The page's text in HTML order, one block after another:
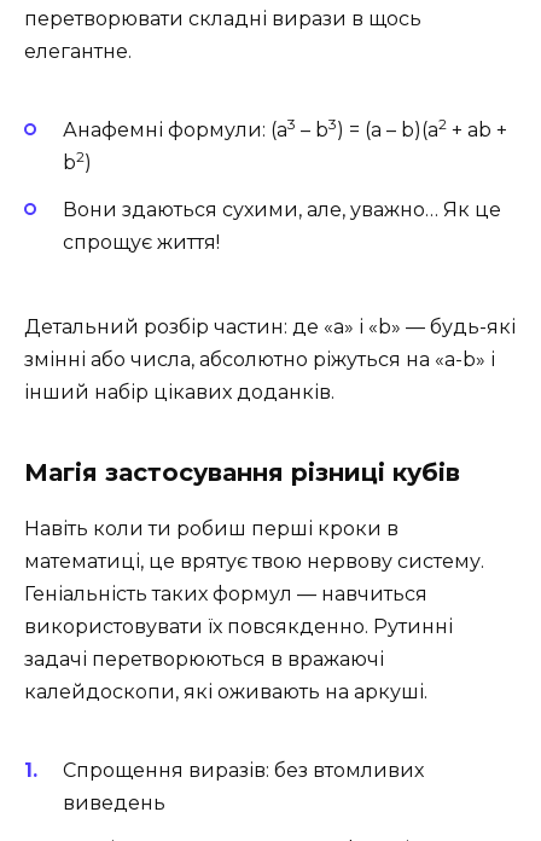
перетворювати складні вирази в щось
елегантне.
Анафемні формули: (a3 – b3) = (a – b)(a2 + ab +
b2)
Вони здаються сухими, але, уважно… Як це
спрощує життя!
Детальний розбір частин: де «a» і «b» — будь-які
змінні або числа, абсолютно ріжуться на «a-b» і
інший набір цікавих доданків.
Магія застосування різниці кубів
Навіть коли ти робиш перші кроки в
математиці, це врятує твою нервову систему.
Геніальність таких формул — навчиться
використовувати їх повсякденно. Рутинні
задачі перетворюються в вражаючі
калейдоскопи, які оживають на аркуші.
Спрощення виразів: без втомливих
виведень